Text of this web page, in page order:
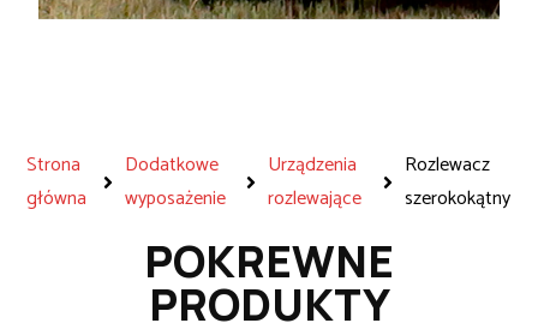
Strona
główna
Dodatkowe
wyposażenie
Urządzenia
rozlewające
Rozlewacz
szerokokątny
POKREWNE
PRODUKTY